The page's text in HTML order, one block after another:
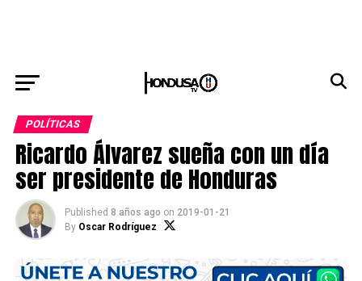
POLÍTICAS
Ricardo Álvarez sueña con un día
ser presidente de Honduras
Published 8 años ago on 2019-01-21
By Oscar Rodríguez